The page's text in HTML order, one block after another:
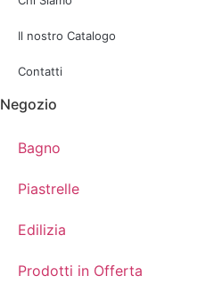
Il nostro Catalogo
Contatti
Negozio
Bagno
Piastrelle
Edilizia
Prodotti in Offerta